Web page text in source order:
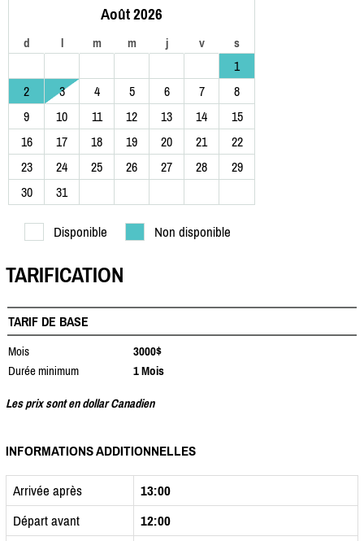
Août 2026
d l m m j v s
1
2
3 4 5 6 7
8
9
10 11 12 13 14
15
16
17 18 19 20 21
22
23
24 25 26 27 28
29
30
31
Disponible Non disponible
TARIFICATION
TARIF DE BASE
Mois
3000$
Durée minimum
1 Mois
Les prix sont en dollar Canadien
INFORMATIONS ADDITIONNELLES
Arrivée après
13:00
Départ avant
12:00